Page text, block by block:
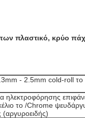
πλαστικό, κρύο
- 2.5mm cold-roll το
ηλεκτροφόρησης
το /Chrome
(αργυροειδής)